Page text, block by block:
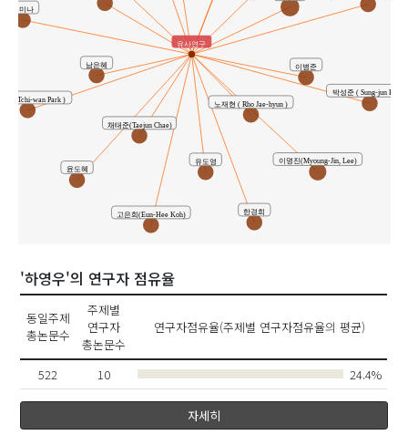
완 ( Tchi-wan Park )
고은희(Eun-Hee Koh)
남은혜
노재현 ( Rho Jae-hyun )
박성준 ( Sung-jun Park )
위미나
유도영
윤도혜
이명진(Myoung-Jin, Lee)
이병준
채태준(Taejun Chae)
한경희
유사연구
'하영우'의 연구자 점유율
동일주제
총논문수
주제별
연구자
총논문수
연구자점유율(주제별 연구자점유율의 평균)
522 10 24.4%
자세히